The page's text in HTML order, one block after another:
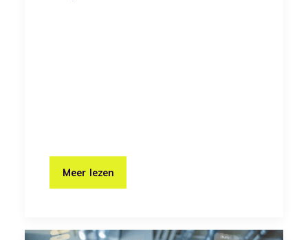
Meer lezen